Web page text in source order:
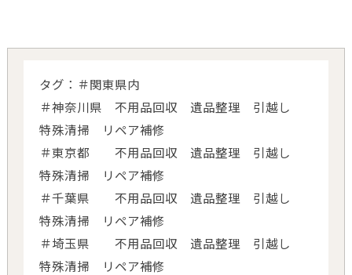
タグ：＃関東県内
＃神奈川県 不用品回収 遺品整理 引越し
特殊清掃 リペア補修
＃東京都 不用品回収 遺品整理 引越し
特殊清掃 リペア補修
＃千葉県 不用品回収 遺品整理 引越し
特殊清掃 リペア補修
＃埼玉県 不用品回収 遺品整理 引越し
特殊清掃 リペア補修